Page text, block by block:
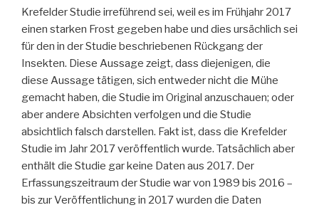
Krefelder Studie irreführend sei, weil es im Frühjahr 2017
einen starken Frost gegeben habe und dies ursächlich sei
für den in der Studie beschriebenen Rückgang der
Insekten. Diese Aussage zeigt, dass diejenigen, die
diese Aussage tätigen, sich entweder nicht die Mühe
gemacht haben, die Studie im Original anzuschauen; oder
aber andere Absichten verfolgen und die Studie
absichtlich falsch darstellen. Fakt ist, dass die Krefelder
Studie im Jahr 2017 veröffentlich wurde. Tatsächlich aber
enthält die Studie gar keine Daten aus 2017. Der
Erfassungszeitraum der Studie war von 1989 bis 2016 –
bis zur Veröffentlichung in 2017 wurden die Daten